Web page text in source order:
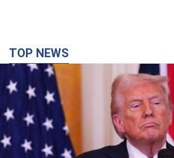
TOP NEWS